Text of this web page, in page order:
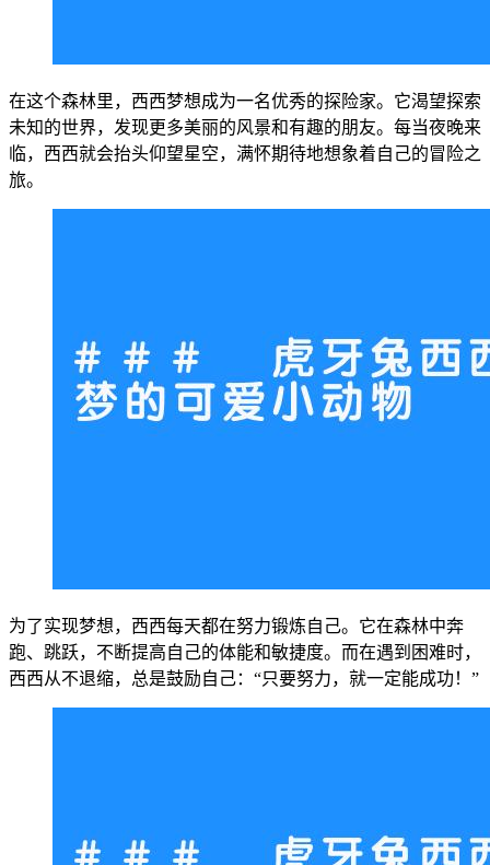
在这个森林里，西西梦想成为一名优秀的探险家。它渴望探索
未知的世界，发现更多美丽的风景和有趣的朋友。每当夜晚来
临，西西就会抬头仰望星空，满怀期待地想象着自己的冒险之
旅。
为了实现梦想，西西每天都在努力锻炼自己。它在森林中奔
跑、跳跃，不断提高自己的体能和敏捷度。而在遇到困难时，
西西从不退缩，总是鼓励自己：“只要努力，就一定能成功！”